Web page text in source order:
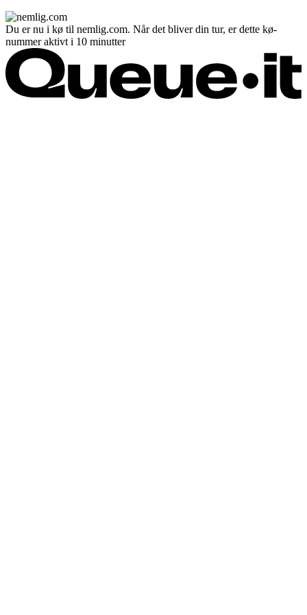
Du er nu i kø til nemlig.com. Når det bliver din tur, er dette kø-
nummer aktivt i 10 minutter